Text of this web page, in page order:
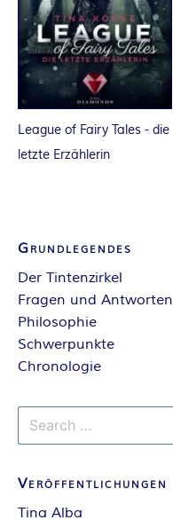
R
K
E
L
D
E
R
F
A
N
T
League of Fairy Tales - die
letzte Erzählerin
Grundlegendes
Der Tintenzirkel
Fragen und Antworten
Philosophie
Schwerpunkte
Chronologie
Search
for:
Veröffentlichungen
Tina Alba